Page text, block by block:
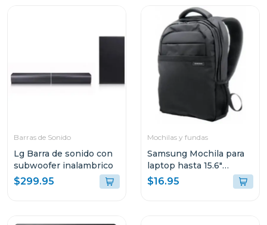
Barras de Sonido
Lg Barra de sonido con
subwoofer inalambrico
$299.95
Mochilas y fundas
Samsung Mochila para
laptop hasta 15.6"
aabp2nm
$16.95